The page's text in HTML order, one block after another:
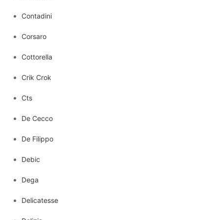
Contadini
Corsaro
Cottorella
Crik Crok
Cts
De Cecco
De Filippo
Debic
Dega
Delicatesse